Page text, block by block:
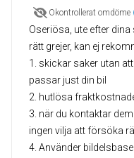
Okontrollerat omdöme
Oseriösa, ute efter
rätt grejer, kan ej
1. skickar saker utan
passar just din bil
2. hutlösa
3. när du kontaktar
ingen vilja att försöka
4. Använder